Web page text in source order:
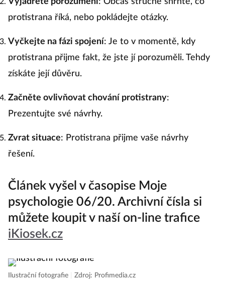
protistrana říká, nebo pokládejte otázky.
Vyčkejte na fázi spojení: Je to v momentě, kdy
protistrana přijme fakt, že jste jí porozuměli. Tehdy
získáte její důvěru.
Začněte ovlivňovat chování protistrany:
Prezentujte své návrhy.
Zvrat situace: Protistrana přijme vaše návrhy
řešení.
Článek vyšel v časopise Moje
psychologie 06/20. Archivní čísla si
můžete koupit v naší on-line trafice
iKiosek.cz
Ilustrační fotografie Zdroj: Profimedia.cz